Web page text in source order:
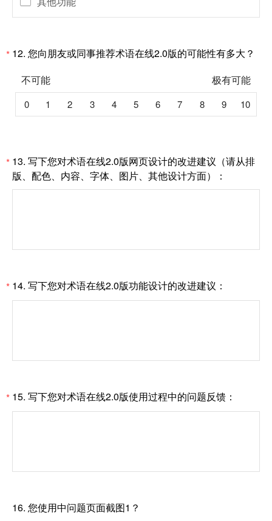
* 12. 您向朋友或同事推荐术语在线2.0版的可能性有多大？
不可能
极有可能
0 1 2 3 4 5 6 7 8 9 10
* 13. 写下您对术语在线2.0版网页设计的改进建议（请从排
版、配色、内容、字体、图片、其他设计方面）：
* 14. 写下您对术语在线2.0版功能设计的改进建议：
* 15. 写下您对术语在线2.0版使用过程中的问题反馈：
16. 您使用中问题页面截图1？